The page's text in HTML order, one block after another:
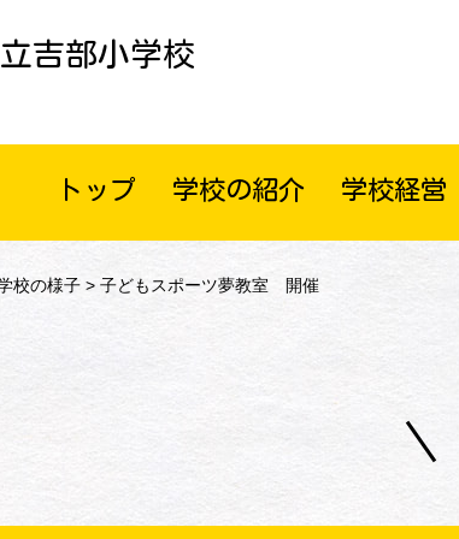
吉部小学校
トップ 学校の紹介 学校経営
校の様子> 子どもスポーツ夢教室 開催